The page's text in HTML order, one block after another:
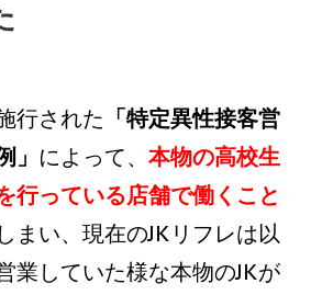
行された 「特定異性接客営
」 によって、 本物の高校生
行っている店舗で働くこと
まい、現在のJKリフレは以
業していた様な本物のJKが